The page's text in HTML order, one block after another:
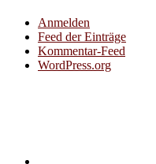
Anmelden
Feed der Einträge
Kommentar-Feed
WordPress.org